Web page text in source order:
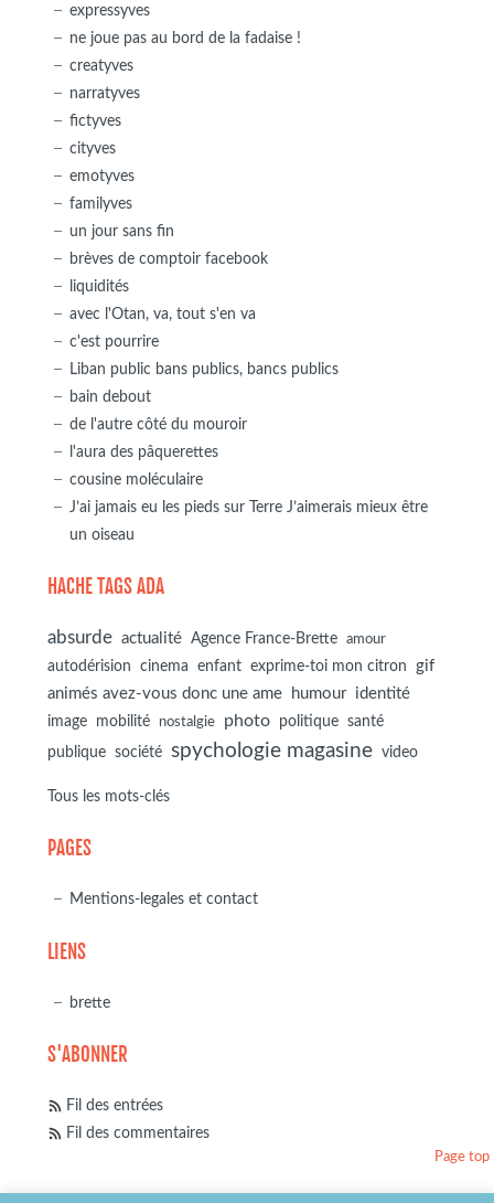
expressyves
ne joue pas au bord de la fadaise !
creatyves
narratyves
fictyves
cityves
emotyves
familyves
un jour sans fin
brèves de comptoir facebook
liquidités
avec l'Otan, va, tout s'en va
c'est pourrire
Liban public bans publics, bancs publics
bain debout
de l'autre côté du mouroir
l'aura des pâquerettes
cousine moléculaire
J’ai jamais eu les pieds sur Terre J’aimerais mieux être
un oiseau
HACHE TAGS ADA
absurde actualité Agence France-Brette amour
autodérision cinema enfant exprime-toi mon citron
gif
animés avez-vous donc une ame
humour identité
image mobilité nostalgie photo politique
santé
publique
société spychologie magasine video
Tous les mots-clés
PAGES
Mentions-legales et contact
LIENS
brette
S'ABONNER
Fil des entrées
Fil des commentaires
Page top